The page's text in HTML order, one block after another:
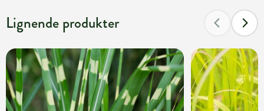
Lignende produkter